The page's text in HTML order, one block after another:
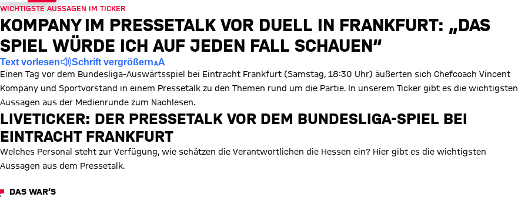
WICHTIGSTE AUSSAGEN IM TICKER
KOMPANY IM PRESSETALK VOR DUELL IN FRANKFURT: „DAS
SPIEL WÜRDE ICH AUF JEDEN FALL SCHAUEN“
Text vorlesen Schrift vergrößern
Einen Tag vor dem Bundesliga-Auswärtsspiel bei Eintracht Frankfurt (Samstag, 18:30 Uhr) äußerten sich Chefcoach Vincent
Kompany und Sportvorstand in einem Pressetalk zu den Themen rund um die Partie. In unserem Ticker gibt es die wichtigsten
Aussagen aus der Medienrunde zum Nachlesen.
LIVETICKER: DER PRESSETALK VOR DEM BUNDESLIGA-SPIEL BEI
EINTRACHT FRANKFURT
Welches Personal steht zur Verfügung, wie schätzen die Verantwortlichen die Hessen ein? Hier gibt es die wichtigsten
Aussagen aus dem Pressetalk.
DAS WAR’S